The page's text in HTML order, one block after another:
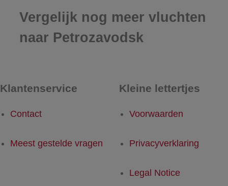
Vergelijk nog meer vluchten
naar Petrozavodsk
Klantenservice
Contact
Meest gestelde vragen
Kleine lettertjes
Voorwaarden
Privacyverklaring
Legal Notice